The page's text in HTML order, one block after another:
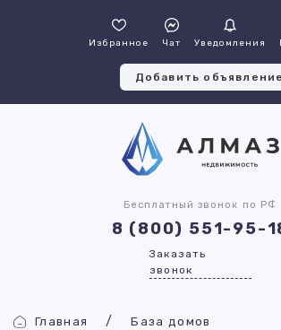
Избранное Чат Уведомления
Добавить объявление
Бесплатный звонок по РФ
8 (800) 551-95-
Заказать
звонок
Главная База домов